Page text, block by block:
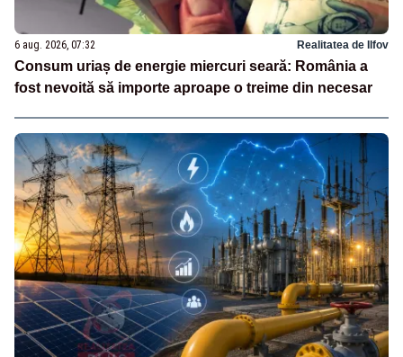
6 aug. 2026, 07:32 Realitatea de Ilfov
Consum uriaș de energie miercuri seară: România a
fost nevoită să importe aproape o treime din necesar